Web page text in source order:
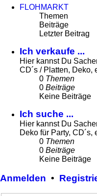
FLOHMARKT
Themen
Beiträge
Letzter Beitrag
Ich verkaufe ...
Hier kannst Du
CD´s / Platten, Deko,
0 Themen
0 Beiträge
Keine Beiträge
Ich suche ...
Hier kannst Du
Deko für Party, CD´s,
0 Themen
0 Beiträge
Keine Beiträge
Anmelden •